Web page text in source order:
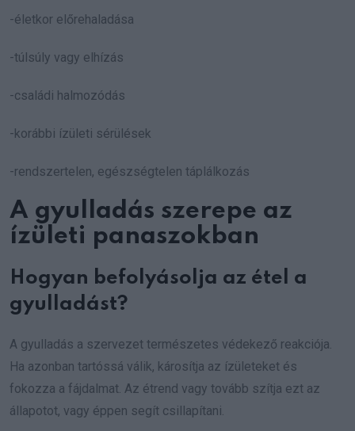
-életkor előrehaladása
-túlsúly vagy elhízás
-családi halmozódás
-korábbi ízületi sérülések
-rendszertelen, egészségtelen táplálkozás
A gyulladás szerepe az
ízületi panaszokban
Hogyan befolyásolja az étel a
gyulladást?
A gyulladás a szervezet természetes védekező reakciója.
Ha azonban tartóssá válik, károsítja az ízületeket és
fokozza a fájdalmat. Az étrend vagy tovább szítja ezt az
állapotot, vagy éppen segít csillapítani.